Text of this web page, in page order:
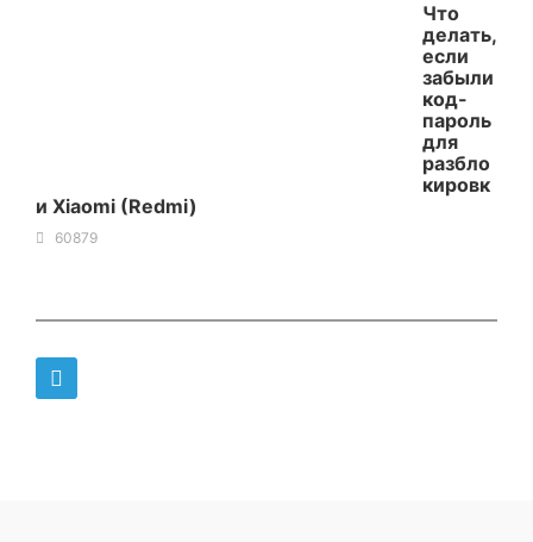
Что
делать,
если
забыли
код-
пароль
для
разбло
кировк
и Xiaomi (Redmi)
60879